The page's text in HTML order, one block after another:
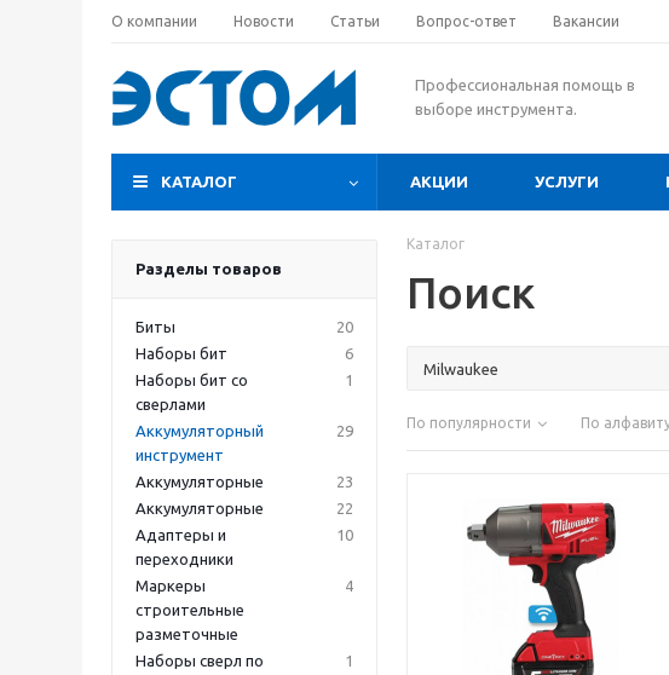
О компании Новости Статьи Вопрос-ответ Вакансии
Профессиональная помощь в
выборе инструмента.
КАТАЛОГ АКЦИИ УСЛУГИ
Разделы товаров
Биты
20
Наборы бит
6
Наборы бит со
сверлами
1
Аккумуляторный
инструмент
29
Аккумуляторные
23
Аккумуляторные
22
Адаптеры и
переходники
10
Маркеры
строительные
разметочные
4
Наборы сверл по
1
Каталог
Поиск
По популярности По